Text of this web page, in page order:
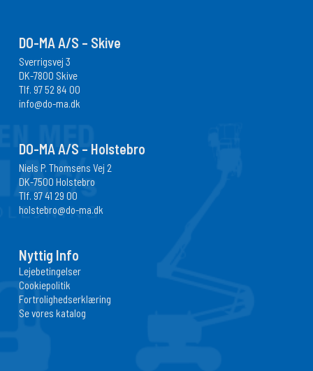
DO-MA A/S – Skive
Sverrigsvej 3
DK-7800 Skive
Tlf. 97 52 84 00
info@do-ma.dk
DO-MA A/S – Holstebro
Niels P. Thomsens Vej 2
DK-7500 Holstebro
Tlf. 97 41 29 00
holstebro@do-ma.dk
Nyttig Info
Lejebetingelser
Cookiepolitik
Fortrolighedserklæring
Se vores katalog